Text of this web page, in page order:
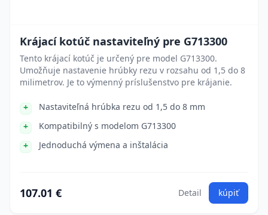
Krájací kotúč nastaviteľný pre G713300
Tento krájací kotúč je určený pre model G713300.
Umožňuje nastavenie hrúbky rezu v rozsahu od 1,5 do 8
milimetrov. Je to výmenný príslušenstvo pre krájanie.
Nastaviteľná hrúbka rezu od 1,5 do 8 mm
Kompatibilný s modelom G713300
Jednoduchá výmena a inštalácia
107.01 € Detail kúpiť